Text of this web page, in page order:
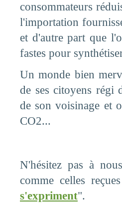
consommateurs
l'importation
et d'autre part que
fastes pour
Un monde bien
de ses citoyens régi
de son voisinage et
CO2...
N'hésitez pas à
comme celles
s'expriment".